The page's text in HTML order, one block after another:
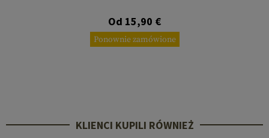
Od 15,90 €
Ponownie zamówione
KLIENCI KUPILI RÓWNIEŻ